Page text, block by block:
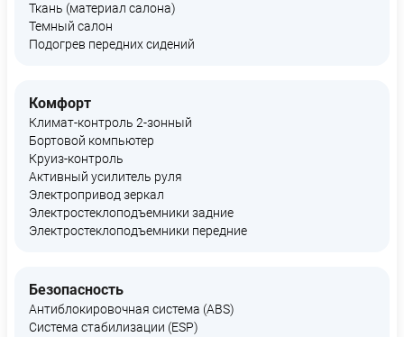
Ткань (материал салона)
Темный салон
Подогрев передних сидений
Комфорт
Климат-контроль 2-зонный
Бортовой компьютер
Круиз-контроль
Активный усилитель руля
Электропривод зеркал
Электростеклоподъемники задние
Электростеклоподъемники передние
Безопасность
Антиблокировочная система (ABS)
Система стабилизации (ESP)